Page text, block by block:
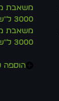
משאבת
3000 ל"ש עד 2.8 מטר גובה
משאבת
3000 ל"ש עד 2.
הוספה